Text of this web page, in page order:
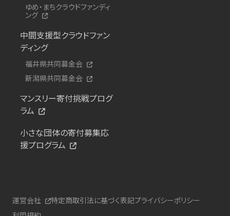
ゆめ・まちクラウドファンディ
ング
中間支援型クラウドファン
ディング
福井県共同募金会
新潟県共同募金会
マンスリー寄付挑戦プログ
ラム
小さな団体の寄付募集応
援プログラム
運営会社 特定商取引法に基づく表記プライバシーポリシー